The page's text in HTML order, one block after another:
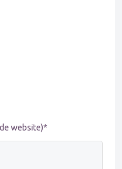
website)*